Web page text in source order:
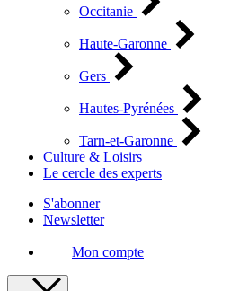
Occitanie
Haute-Garonne
Gers
Hautes-Pyrénées
Tarn-et-Garonne
Culture & Loisirs
Le cercle des experts
S'abonner
Newsletter
Mon compte